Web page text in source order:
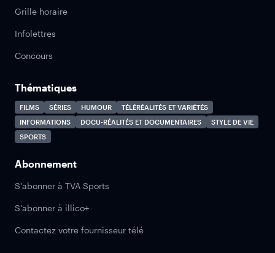
Grille horaire
Infolettres
Concours
Thématiques
FILMS SÉRIES HUMOUR
TÉLÉRÉALITÉS ET VARIÉTÉS
INFORMATIONS
DOCU-RÉALITÉS ET DOCUMENTAIRES
STYLE DE VIE
SPORTS
Abonnement
S'abonner à TVA Sports
S'abonner à illico+
Contactez votre fournisseur télé